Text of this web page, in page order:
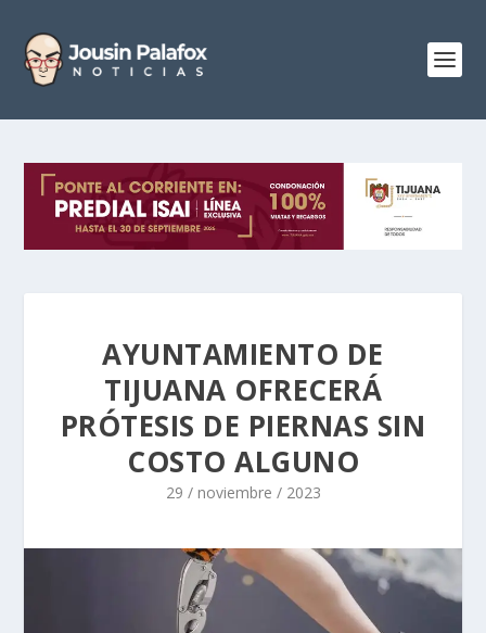
AYUNTAMIENTO DE
TIJUANA OFRECERÁ
PRÓTESIS DE PIERNAS SIN
COSTO ALGUNO
29 / noviembre / 2023